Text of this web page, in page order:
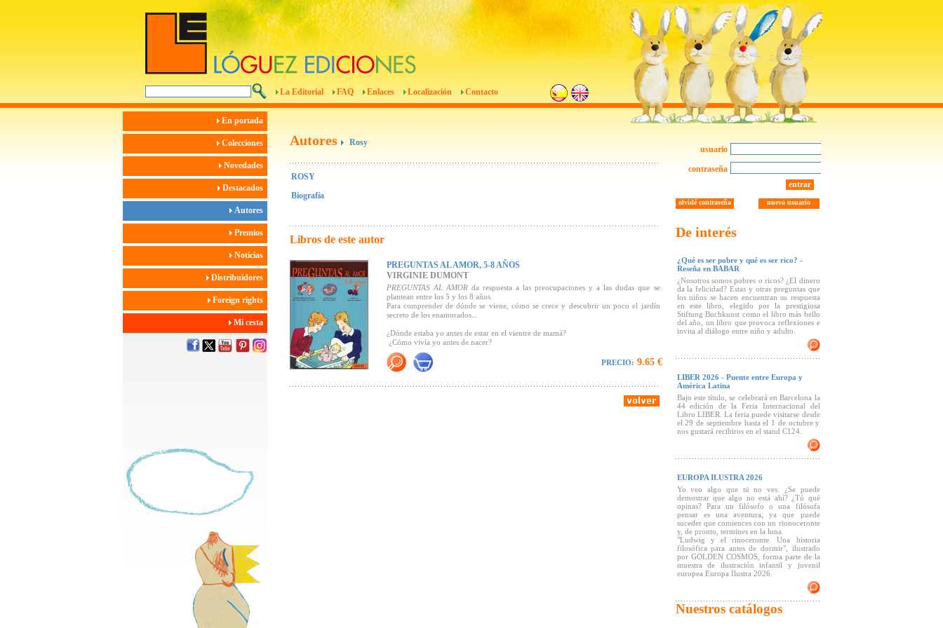
La Editorial FAQ Enlaces Localización Contacto
En portada
Colecciones
Novedades
Destacados
Autores
Premios
Noticias
Distribuidores
Foreign rights
Mi cesta
Autores Rosy
ROSY
Biografía
Libros de este autor
PREGUNTAS AL AMOR, 5-8 AÑOS
VIRGINIE DUMONT
PREGUNTAS AL AMORda respuesta a las preocupaciones y a las dudas que se
plantean entre los 5 y los 8 años.
Para comprender de dónde se viene, cómo se crece y descubrir un poco el jardín
secreto de los enamorados...
¿Dónde estaba yo antes de estar en el vientre de mamá?
¿Cómo vivía yo antes de nacer?
¿Por dónde pasa exactamente el bebé al nacer?
¿Qué quiere decir "hacer el amor"?
¿Cómo se hace uno mayor?
¿Es igual el amor en los niños que en los adultos?
PRECIO: 9.65 €
usuario
contraseña
entrar
nuevo usuario
olvidé contraseña
De interés
¿Qué es ser pobre y qué es ser rico? -
Reseña en BABAR
¿Nosotros somos pobres o ricos? ¿El dinero
da la felicidad? Estas y otras preguntas que
los niños se hacen encuentran su respuesta
en este libro, elegido por la prestigiosa
Stiftung Buchkunst como el libro más bello
del año, un libro que provoca reflexiones e
invita al diálogo entre niño y adulto.
LIBER 2026 - Puente entre Europa y
América Latina
Bajo este título, se celebrará en Barcelona la
44 edición de la Feria Internacional del
Libro LIBER. La feria puede visitarse desde
el 29 de septiembre hasta el 1 de octubre y
nos gustará recibiros en el stand C124.
EUROPA ILUSTRA 2026
Yo veo algo que tú no ves. ¿Se puede
demostrar que algo no está ahí? ¿Tú qué
opinas? Para un filósofo o una filósofa
pensar es una aventura, ya que puede
suceder que comiences con un rionoceronte
y, de pronto, termines en la luna.
"Ludwig y el rinoceronte. Una historia
filosófica para antes de dormir", ilustrado
por GOLDEN COSMOS, forma parte de la
muestra de ilustración infantil y juvenil
europea Europa Ilustra 2026.
Nuestros catálogos